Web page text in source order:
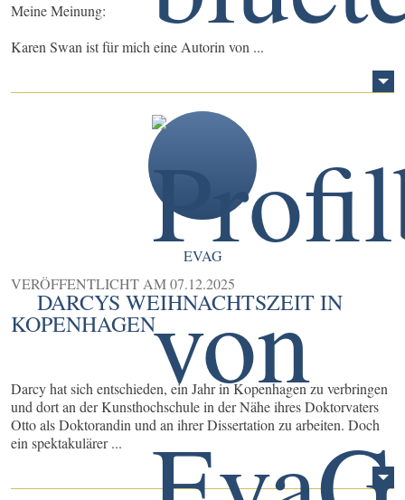
Meine Meinung:
Karen Swan ist für mich eine Autorin von ...
EVAG
VERÖFFENTLICHT AM07.12.2025
DARCYS WEIHNACHTSZEIT IN
KOPENHAGEN
Darcy hat sich entschieden, ein Jahr in Kopenhagen zu verbringen
und dort an der Kunsthochschule in der Nähe ihres Doktorvaters
Otto als Doktorandin und an ihrer Dissertation zu arbeiten. Doch
ein spektakulärer ...